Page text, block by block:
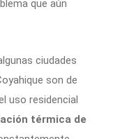
que aún
ciudades
son de
uso residencial
térmica de